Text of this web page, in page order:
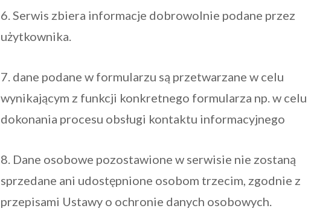
6. Serwis zbiera informacje dobrowolnie podane przez
użytkownika.
7. dane podane w formularzu są przetwarzane w celu
wynikającym z funkcji konkretnego formularza np. w celu
dokonania procesu obsługi kontaktu informacyjnego
8. Dane osobowe pozostawione w serwisie nie zostaną
sprzedane ani udostępnione osobom trzecim, zgodnie z
przepisami Ustawy o ochronie danych osobowych.